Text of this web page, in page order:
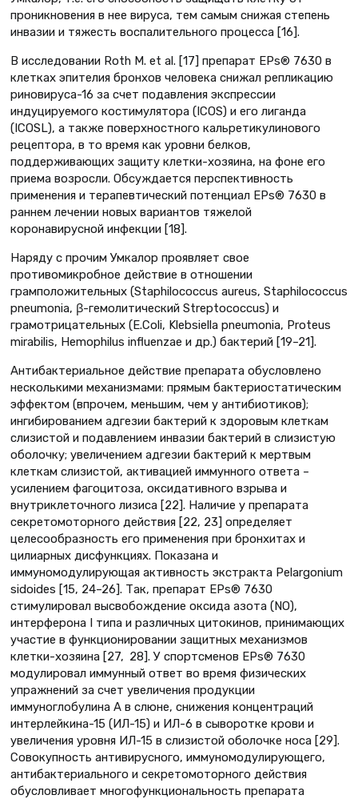
проникновения в нее вируса, тем самым снижая степень
инвазии и тяжесть воспалительного процесса [16].
В исследовании Roth M. et al. [17] препарат EPs® 7630 в
клетках эпителия бронхов человека снижал репликацию
риновируса-16 за счет подавления экспрессии
индуцируемого костимулятора (ICOS) и его лиганда
(ICOSL), а также поверхностного кальретикулинового
рецептора, в то время как уровни белков,
поддерживающих защиту клетки-хозяина, на фоне его
приема возросли. Обсуждается перспективность
применения и терапевтический потенциал EPs® 7630 в
раннем лечении новых вариантов тяжелой
коронавирусной инфекции [18].
Наряду с прочим Умкалор проявляет свое
противомикробное действие в отношении
грамположительных (Staphilococcus aureus, Staphilococcus
pneumonia, β-гемолитический Streptococcus) и
грамотрицательных (E.Coli, Klebsiella pneumonia, Proteus
mirabilis, Hemophilus influenzae и др.) бактерий [19–21].
Антибактериальное действие препарата обусловлено
несколькими механизмами: прямым бактерио­статическим
эффектом (впрочем, меньшим, чем у антибиотиков);
ингибированием адгезии бактерий к здоровым клеткам
слизистой и подавлением инвазии бактерий в слизистую
оболочку; увеличением адгезии бактерий к мертвым
клеткам слизистой, активацией иммунного ответа –
усилением фагоцитоза, оксидативного взрыва и
внутриклеточного лизиса [22]. Наличие у препарата
секретомоторного действия [22, 23] определяет
целесообразность его применения при бронхитах и
цилиарных дисфункциях. Показана и
иммуномодулирующая активность экстракта Pelargonium
sidoides [15, 24–26]. Так, препарат EPs® 7630
стимулировал высвобождение оксида азота (NO),
интерферона I типа и различных цитокинов, принимающих
участие в функционировании защитных механизмов
клетки-хозяина [27, 28]. У спортсменов EPs® 7630
модулировал иммунный ответ во время физических
упражнений за счет увеличения продукции
иммуноглобулина A в слюне, снижения концентраций
интерлейкина-15 (ИЛ-15) и ИЛ-6 в сыворотке крови и
увеличения уровня ИЛ-15 в слизистой оболочке носа [29].
Совокупность антивирусного, иммуномодулирующего,
антибактериального и секретомоторного действия
обусловливает многофункциональность препарата